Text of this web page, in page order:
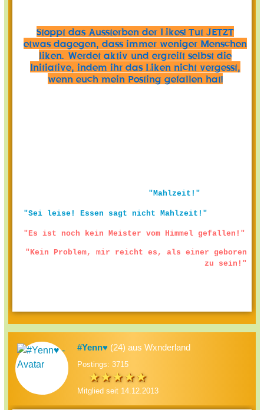
Stoppt das Aussterben der Likes! Tut JETZT
etwas dagegen, dass immer weniger Menschen
liken. Werdet aktiv und ergreift selbst die
Initiative, indem ihr das Liken nicht vergesst,
wenn euch mein Posting gefallen hat!
"Mahlzeit!"
"Sei leise! Essen sagt nicht Mahlzeit!"
"Es ist noch kein Meister vom Himmel gefallen!"
"Kein Problem, mir reicht es, als einer geboren
zu sein!"
#Yenn♥ (24) aus Wxnderland
Postings: 3715
Mitglied seit 14.12.2013